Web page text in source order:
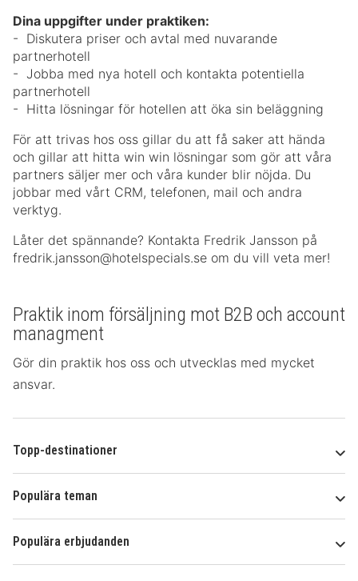
Dina uppgifter under praktiken:
- Diskutera priser och avtal med nuvarande
partnerhotell
- Jobba med nya hotell och kontakta potentiella
partnerhotell
- Hitta lösningar för hotellen att öka sin beläggning
För att trivas hos oss gillar du att få saker att hända
och gillar att hitta win win lösningar som gör att våra
partners säljer mer och våra kunder blir nöjda. Du
jobbar med vårt CRM, telefonen, mail och andra
verktyg.
Låter det spännande? Kontakta Fredrik Jansson på
fredrik.jansson@hotelspecials.se om du vill veta mer!
Praktik inom försäljning mot B2B och account
managment
Gör din praktik hos oss och utvecklas med mycket
ansvar.
Topp-destinationer
Populära teman
Populära erbjudanden